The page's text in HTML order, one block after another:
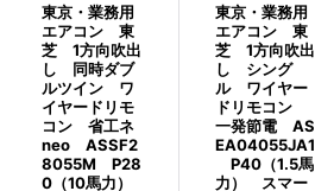
東京・業務用
エアコン 東
芝 1方向吹出
し 同時ダブ
ルツイン ワ
イヤードリモ
コン 省工ネ
neo ASSF2
8055M P28
0（10馬力）
東京・業務用
エアコン 東
芝 1方向吹出
し シング
ル ワイヤー
ドリモコン
一発節電 AS
EA04055JA1
P40（1.5馬
力） スマー